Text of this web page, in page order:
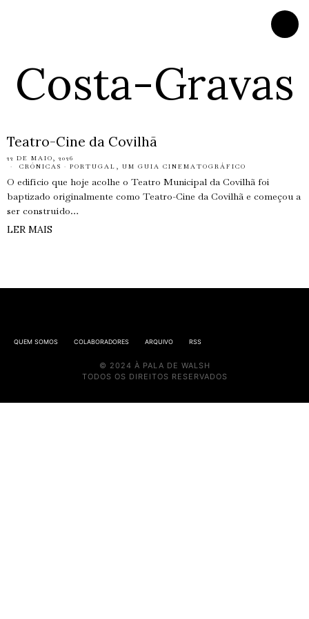
Costa-Gravas
Teatro-Cine da Covilhã
22 DE MAIO, 2026
CRÓNICAS · PORTUGAL, UM GUIA CINEMATOGRÁFICO
O edifício que hoje acolhe o Teatro Municipal da Covilhã foi
baptizado originalmente como Teatro-Cine da Covilhã e começou a
ser construído…
LER MAIS
QUEM SOMOS COLABORADORES ARQUIVO RSS
© 2024 À PALA DE WALSH
TODOS OS DIREITOS RESERVADOS